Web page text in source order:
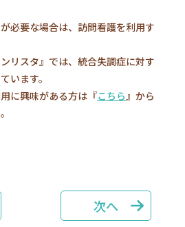
必要な場合は、訪問看護を利用す
リスタ』では、統合失調症に対す
います。
に興味がある方は『こちら 』から
次へ